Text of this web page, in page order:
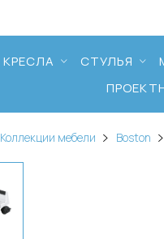
КРЕСЛА СТУЛЬЯ
Коллекции мебели Boston